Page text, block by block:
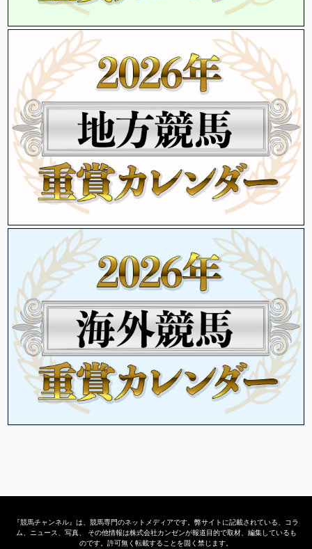
『競馬チャンネル』は、競馬専門のネットメディアです。弊サイトに記載されている、コラ
ム、ニュース、写真、 その他情報は株式会社カンゼンが報道目的で取材、編集しているも
のです。許可無く転載することを固く禁じます。